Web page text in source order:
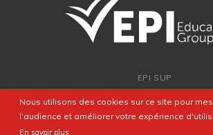
Nous utilisons des cookies sur ce site pour
l’audience et améliorer votre expérience
En savoir plus
EPI SUP
PARTENARIATS